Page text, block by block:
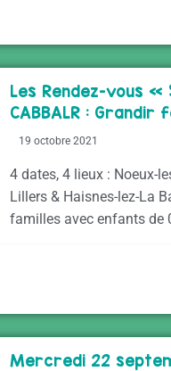
Les Rendez-vous «
CABBALR : Grandir
19 octobre 2021
4 dates, 4 lieux : Noeux-
Lillers & Haisnes-lez-La
familles avec enfants de
Mercredi 22